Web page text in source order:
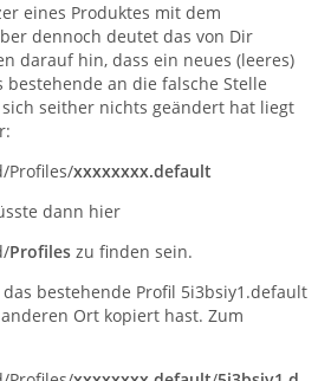
eines Produktes mit dem
dennoch deutet das von Dir
darauf hin, dass ein neues (leeres)
an die falsche Stelle
seither nichts geändert hat liegt
Profiles/xxxxxxxx.default
dann hier
Profiles zu finden sein.
das bestehende Profil 5i3bsiy1.default
Ort kopiert hast. Zum